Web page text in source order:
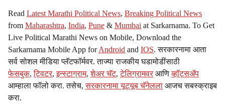
Read Latest Marathi Political News, Breaking Political News
from Maharashtra, India, Pune & Mumbai at Sarkarnama. To Get
Live Political Marathi News on Mobile, Download the
Sarkarnama Mobile App forAndroid and IOS. सरकारनामा आता
सर्व सोशल मीडिया प्लॅटफॉर्मवर. ताज्या राजकीय घडामोडींसाठी
फेसबुक,ट्विटर,इन्स्टाग्राम,शेअर चॅट,टेलिग्रामवर आणिव्हॉट्सॲप
आम्हाला फॉलो करा. तसेच,सरकारनामा यूट्यूब चॅनेलला आजच सबस्क्राइब
करा.